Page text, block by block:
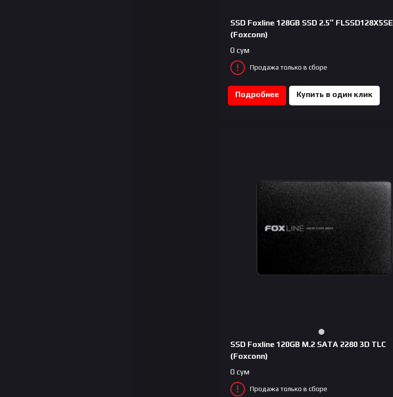
SSD Foxline 128GB SSD 2.5″ FLSSD128X5SE
(Foxconn)
0сум
Продажа только в сборе
Подробнее Купить в один клик
SSD Foxline 120GB M.2 SATA 2280 3D TLC
(Foxconn)
0сум
Продажа только в сборе